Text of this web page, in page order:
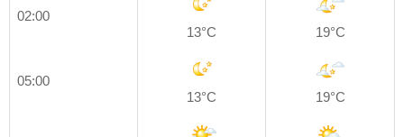
02:00
13°C
19°C
05:00
13°C
19°C